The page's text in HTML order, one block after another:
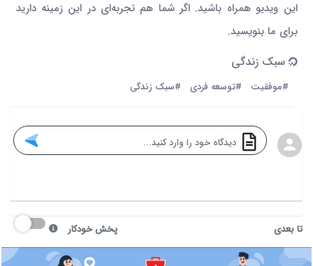
این ویدیو همراه باشید. اگر شما هم تجربه‌ای در این زمینه دارید
برای ما بنویسید.
سبک زندگی
#موفقیت #توسعه فردی #سبک زندگی
تا بعدی پخش خودکار